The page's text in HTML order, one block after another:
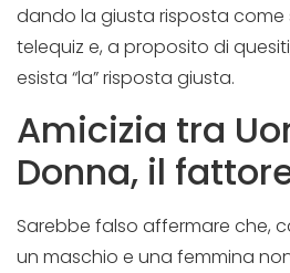
dando la giusta risposta come
telequiz e, a proposito di
esista “la” risposta giusta.
Amicizia tra
Donna, il
Sarebbe falso affermare che,
un maschio e una femmina